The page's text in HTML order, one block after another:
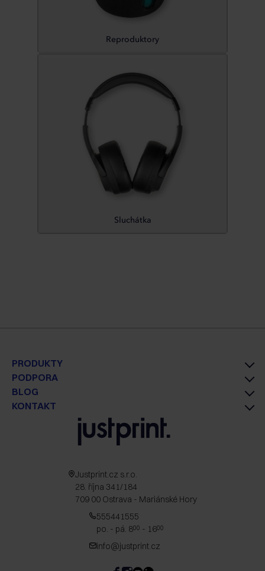
Reproduktory
Sluchátka
PRODUKTY
PODPORA
BLOG
KONTAKT
Justprint.cz s.r.o.
28. října 341/184
709 00 Ostrava - Mariánské Hory
555441555
po. - pá. 800 - 1600
info@justprint.cz